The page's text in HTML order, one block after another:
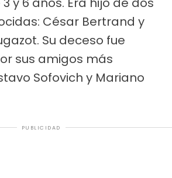
César Bertrand y
Su deceso fue
sus amigos más
Sofovich y Mariano
PUBLICIDAD